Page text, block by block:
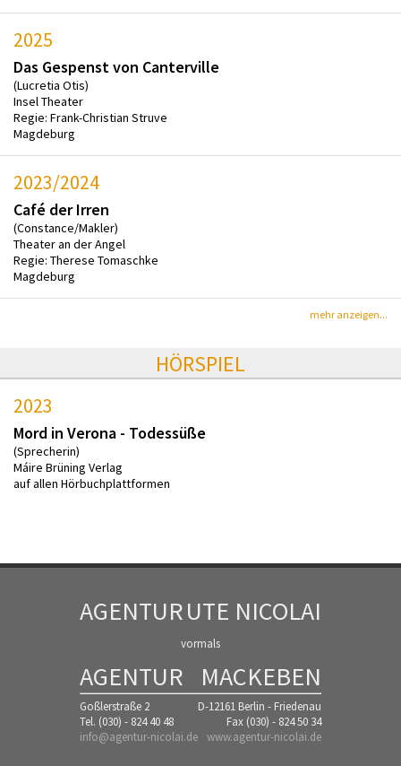
2025
Das Gespenst von Canterville
(Lucretia Otis)
Insel Theater
Regie: Frank-Christian Struve
Magdeburg
2023/2024
Café der Irren
(Constance/Makler)
Theater an der Angel
Regie: Therese Tomaschke
Magdeburg
mehr anzeigen...
HÖRSPIEL
2023
Mord in Verona - Todessüße
(Sprecherin)
Máire Brüning Verlag
auf allen Hörbuchplattformen
AGENTURUTE NICOLAI
vormals
AGENTUR MACKEBEN
Goßlerstraße 2
D-12161 Berlin - Friedenau
Tel. (030) - 824 40 48
Fax (030) - 824 50 34
info@agentur-nicolai.de www.agentur-nicolai.de